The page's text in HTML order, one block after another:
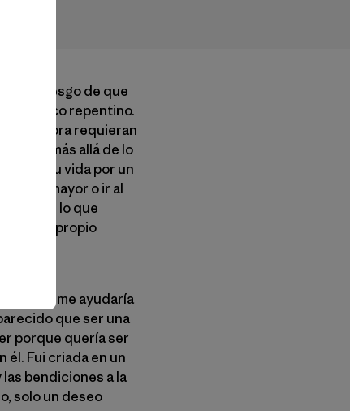
el riesgo de que
vuelco repentino.
ahora requieran
más allá de lo
tu vida por un
mayor o ir al
que lo que
que tu propio
Dios me ayudaría
que ser una
porque quería ser
él. Fui criada en un
bendiciones a la
solo un deseo